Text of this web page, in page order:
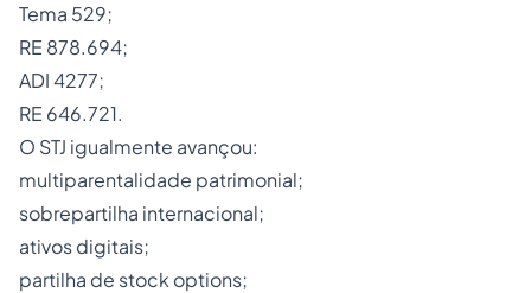
Tema 529;
RE 878.694;
ADI 4277;
RE 646.721.
O STJ igualmente avançou:
multiparentalidade patrimonial;
sobrepartilha internacional;
ativos digitais;
partilha de stock options;